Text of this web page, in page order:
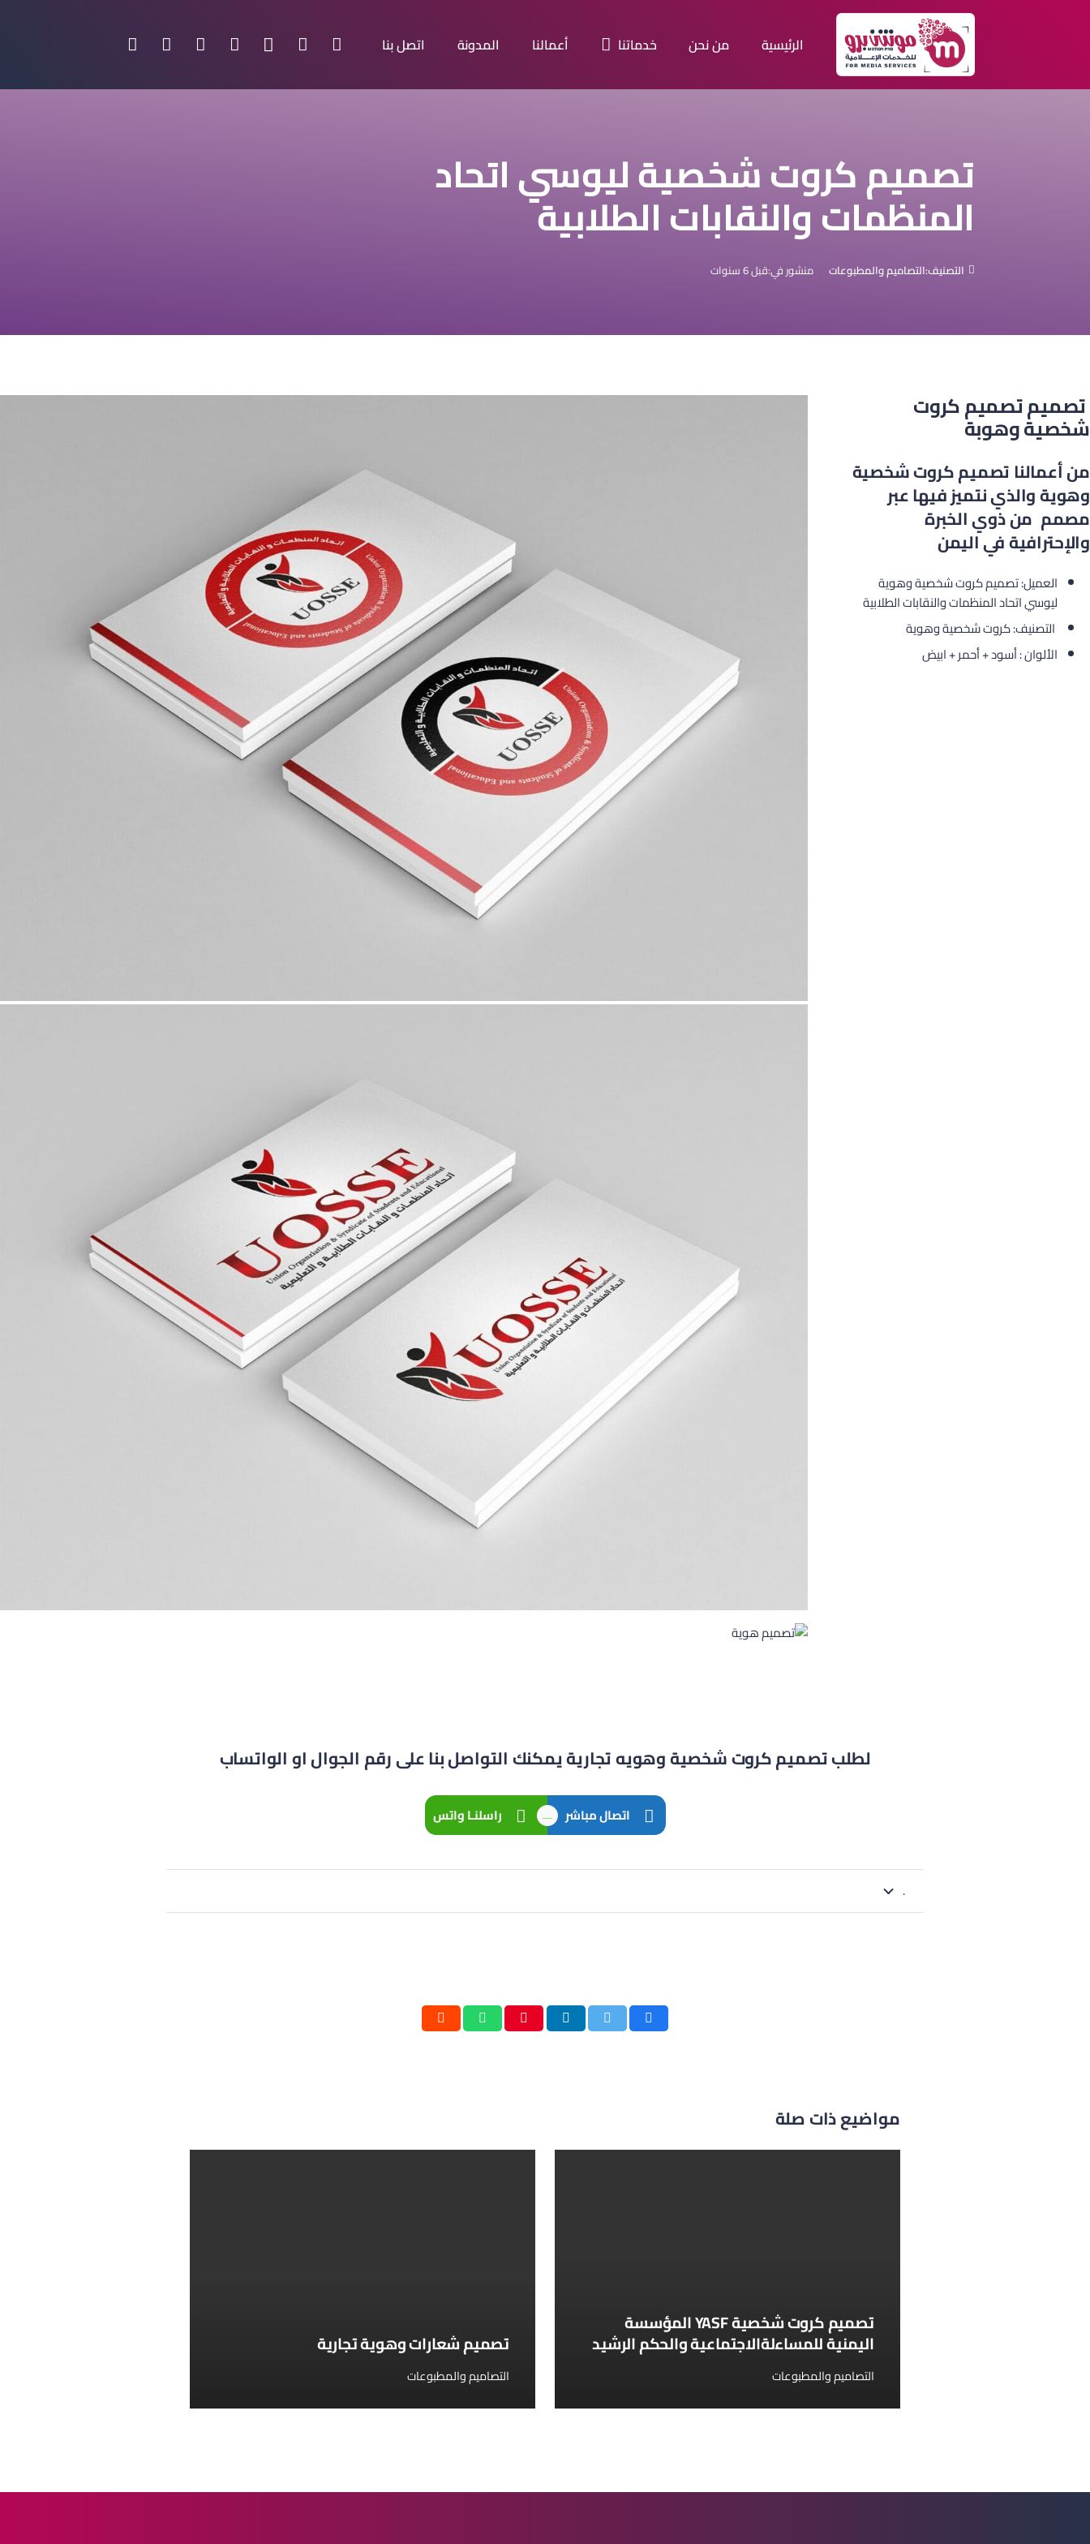
الرئيسية من نحن خدماتنا أعمالنا المدونة اتصل بنا
تصميم كروت شخصية ليوسي اتحاد
المنظمات والنقابات الطلابية
التصنيف:التصاميم والمطبوعات منشور في:قبل 6 سنوات
تصميم تصميم كروت
شخصية وهوبة
من أعمالنا تصميم كروت شخصية
وهوية والذي نتميز فيها عبر
مصمم من ذوي الخبرة
والإحترافية في اليمن
العميل: تصميم كروت شخصية وهوية
ليوسي اتحاد المنظمات والنقابات الطلابية
التصنيف: كروت شخصية وهوية
الألوان : أسود + أحمر + ابيض
لطلب تصميم كروت شخصية وهويه تجارية يمكنك التواصل بنا على رقم الجوال او الواتساب
اتصال مباشر ــــ راسلنـا واتس
.
مواضيع ذات صلة
تصميم كروت شخصية YASF المؤسسة
اليمنية للمساءلةالاجتماعية والحكم الرشيد
التصاميم والمطبوعات
تصميم شعارات وهوية تجارية
التصاميم والمطبوعات